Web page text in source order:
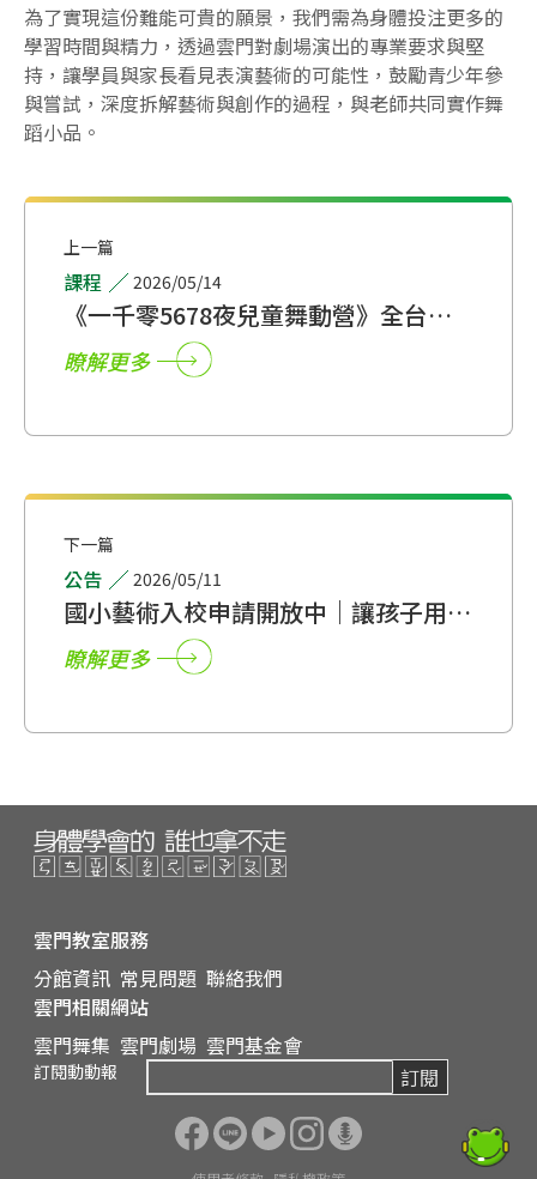
為了實現這份難能可貴的願景，我們需為身體投注更多的
學習時間與精力，透過雲門對劇場演出的專業要求與堅
持，讓學員與家長看見表演藝術的可能性，鼓勵青少年參
與嘗試，深度拆解藝術與創作的過程，與老師共同實作舞
蹈小品。
上一篇
課程 2026/05/14
《一千零5678夜兒童舞動營》全台限
定板橋館、文心館招生開放報名中！
瞭解更多
下一篇
公告 2026/05/11
國小藝術入校申請開放中｜讓孩子用身
體學習✨
瞭解更多
雲門教室服務
分館資訊 常見問題 聯絡我們
雲門相關網站
雲門舞集 雲門劇場 雲門基金會
訂閱動動報 訂閱